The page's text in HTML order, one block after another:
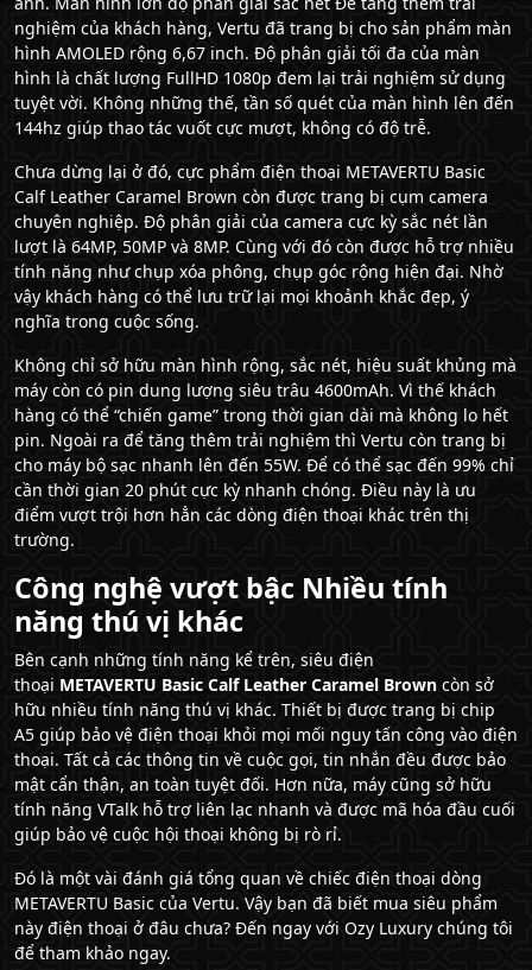
nghiệm của khách hàng, Vertu đã trang bị cho sản phẩm màn
hình AMOLED rộng 6,67 inch. Độ phân giải tối đa của màn
hình là chất lượng FullHD 1080p đem lại trải nghiệm sử dụng
tuyệt vời. Không những thế, tần số quét của màn hình lên đến
144hz giúp thao tác vuốt cực mượt, không có độ trễ.
Chưa dừng lại ở đó, cực phẩm điện thoại METAVERTU Basic
Calf Leather Caramel Brown còn được trang bị cụm camera
chuyên nghiệp. Độ phân giải của camera cực kỳ sắc nét lần
lượt là 64MP, 50MP và 8MP. Cùng với đó còn được hỗ trợ nhiều
tính năng như chụp xóa phông, chụp góc rộng hiện đại. Nhờ
vậy khách hàng có thể lưu trữ lại mọi khoảnh khắc đẹp, ý
nghĩa trong cuộc sống.
Không chỉ sở hữu màn hình rộng, sắc nét, hiệu suất khủng mà
máy còn có pin dung lượng siêu trâu 4600mAh. Vì thế khách
hàng có thể “chiến game” trong thời gian dài mà không lo hết
pin. Ngoài ra để tăng thêm trải nghiệm thì Vertu còn trang bị
cho máy bộ sạc nhanh lên đến 55W. Để có thể sạc đến 99% chỉ
cần thời gian 20 phút cực kỳ nhanh chóng. Điều này là ưu
điểm vượt trội hơn hẳn các dòng điện thoại khác trên thị
trường.
Công nghệ vượt bậc Nhiều tính
năng thú vị khác
Bên cạnh những tính năng kể trên, siêu điện
thoại METAVERTU Basic Calf Leather Caramel Brown còn sở
hữu nhiều tính năng thú vị khác. Thiết bị được trang bị chip
A5 giúp bảo vệ điện thoại khỏi mọi mối nguy tấn công vào điện
thoại. Tất cả các thông tin về cuộc gọi, tin nhắn đều được bảo
mật cẩn thận, an toàn tuyệt đối. Hơn nữa, máy cũng sở hữu
tính năng VTalk hỗ trợ liên lạc nhanh và được mã hóa đầu cuối
giúp bảo vệ cuộc hội thoại không bị rò rỉ.
Đó là một vài đánh giá tổng quan về chiếc điện thoại dòng
METAVERTU Basic của Vertu. Vậy bạn đã biết mua siêu phẩm
này điện thoại ở đâu chưa? Đến ngay với Ozy Luxury chúng tôi
để tham khảo ngay.